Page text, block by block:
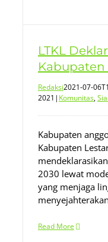
LTKL
Kabupaten
Redaksi2021-07-
2021 | Komunitas,
Kabupaten
Kabupaten
2030 lewat
yang menjaga
Read More